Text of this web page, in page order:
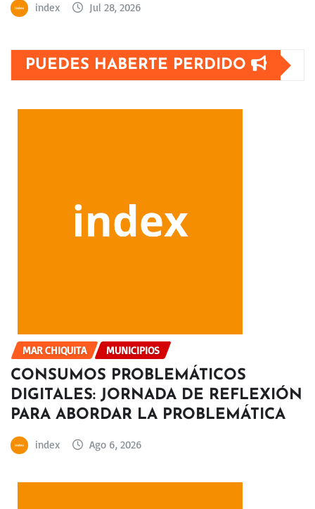
index Jul 28, 2026
PUEDES HABERTE PERDIDO
MAR CHIQUITA MUNICIPIOS
CONSUMOS PROBLEMÁTICOS
DIGITALES: JORNADA DE REFLEXIÓN
PARA ABORDAR LA PROBLEMÁTICA
index Ago 6, 2026